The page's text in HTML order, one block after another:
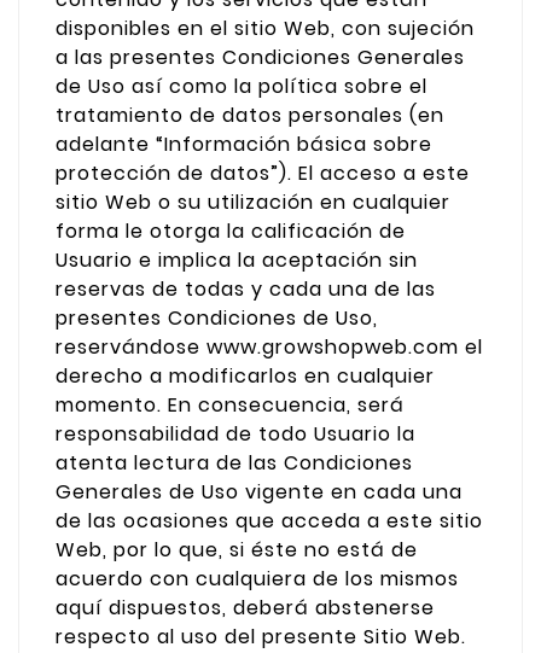
disponibles en el sitio Web, con sujeción
a las presentes Condiciones Generales
de Uso así como la política sobre el
tratamiento de datos personales (en
adelante “Información básica sobre
protección de datos”). El acceso a este
sitio Web o su utilización en cualquier
forma le otorga la calificación de
Usuario e implica la aceptación sin
reservas de todas y cada una de las
presentes Condiciones de Uso,
reservándose www.growshopweb.com el
derecho a modificarlos en cualquier
momento. En consecuencia, será
responsabilidad de todo Usuario la
atenta lectura de las Condiciones
Generales de Uso vigente en cada una
de las ocasiones que acceda a este sitio
Web, por lo que, si éste no está de
acuerdo con cualquiera de los mismos
aquí dispuestos, deberá abstenerse
respecto al uso del presente Sitio Web.